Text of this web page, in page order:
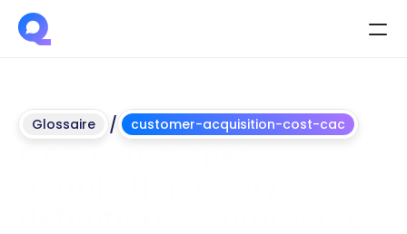
Glossaire / customer-acquisition-cost-cac